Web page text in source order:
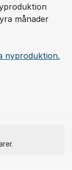
månader
nyproduktion.